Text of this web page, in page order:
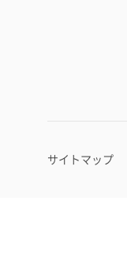
サイトマップ